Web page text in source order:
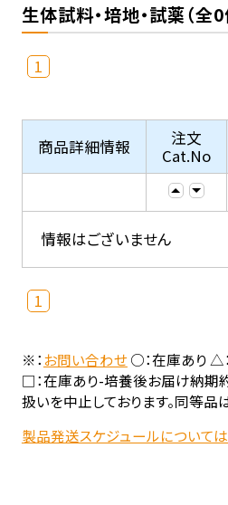
生体試料・培地・試薬（全0
1
商品詳細情報
注文
Cat.No
情報はございません
1
※：お問い合わせ○：在庫あり △
□：在庫あり-培養後お届け納期
扱いを中止しております。同等品
製品発送スケジュールについて